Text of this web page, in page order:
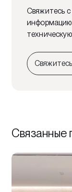
Свяжитесь
информацию
Связанные